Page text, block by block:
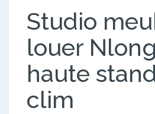
Studio
louer
haute
clim